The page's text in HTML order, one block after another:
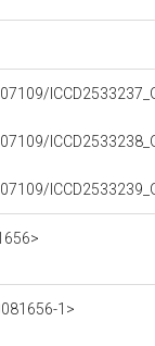
1>